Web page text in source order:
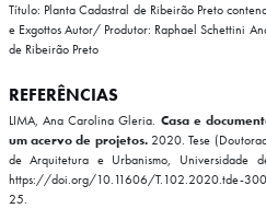
Título: Planta Cadastral de Ribeirão Preto
e ExgottosAutor/ Produtor: Raphael Schettini
de Ribeirão Preto
REFERÊNCIAS
LIMA, Ana Carolina Gleria. Casa e
um acervo de projetos.2020. Tese
de Arquitetura e Urbanismo, Universidade
https://doi.org/10.11606/T.102.2020.tde-
25.